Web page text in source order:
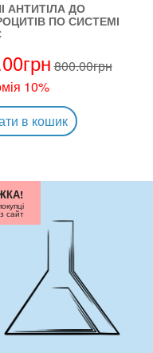
АНТИТІЛА ДО
ПО СИСТЕМІ
грн800.00грн
10%
в кошик
сайт